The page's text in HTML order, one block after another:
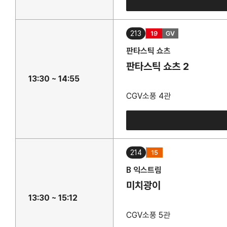
13:30 ~ 14:55
213
판타스틱 쇼츠
판타스틱 쇼츠 2
CGV소풍 4관
13:30 ~ 15:12
214
B 익스트림
미치광이
CGV소풍 5관